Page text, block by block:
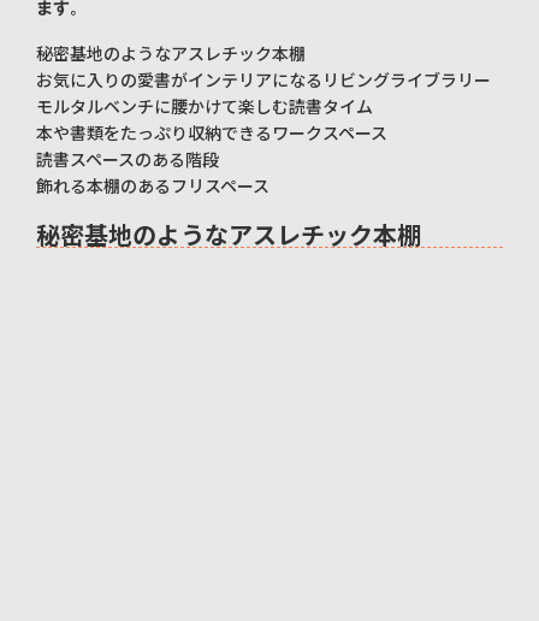
ます。
秘密基地のようなアスレチック本棚
お気に入りの愛書がインテリアになるリビングライブラリー
モルタルベンチに腰かけて楽しむ読書タイム
本や書類をたっぷり収納できるワークスペース
読書スペースのある階段
飾れる本棚のあるフリスペース
秘密基地のようなアスレチック本棚